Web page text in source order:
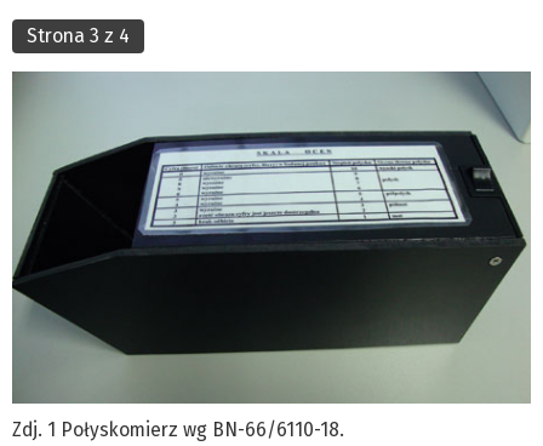
Strona 3 z 4
Zdj. 1 Połyskomierz wg BN-66/6110-18.